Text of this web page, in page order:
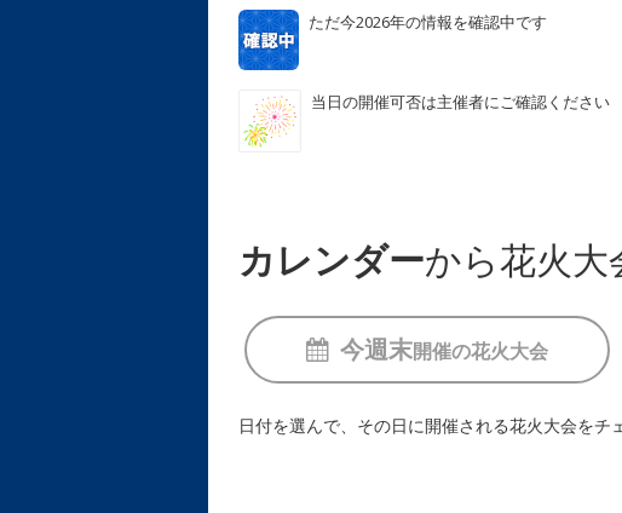
ただ今2026年の情報を確認中です
当日の開催可否は主催者にご確認ください
カレンダーから花火大
今週末開催の花火大会
日付を選んで、その日に開催される花火大会をチ